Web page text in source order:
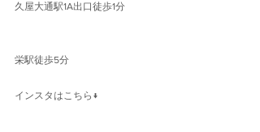
久屋大通駅1A出口徒歩1分
栄駅徒歩5分
インスタはこちら↓